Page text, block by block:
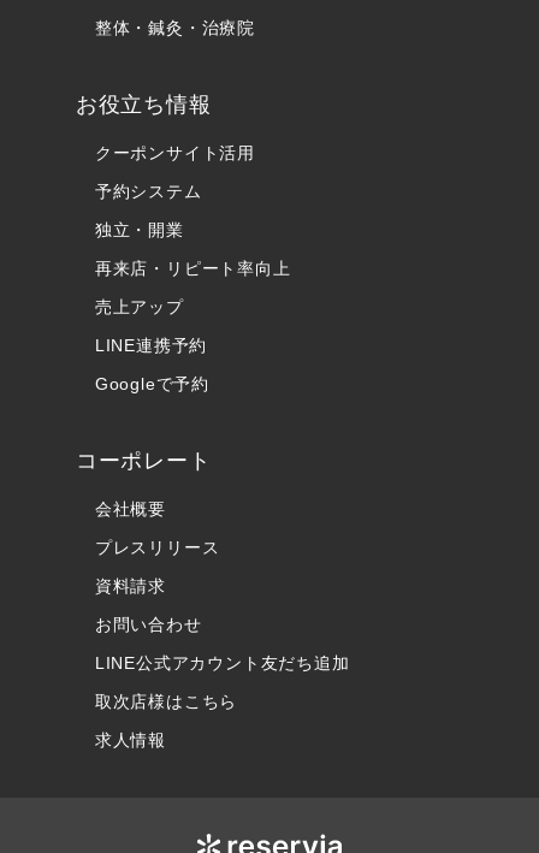
整体・鍼灸・治療院
お役立ち情報
クーポンサイト活用
予約システム
独立・開業
再来店・リピート率向上
売上アップ
LINE連携予約
Googleで予約
コーポレート
会社概要
プレスリリース
資料請求
お問い合わせ
LINE公式アカウント友だち追加
取次店様はこちら
求人情報